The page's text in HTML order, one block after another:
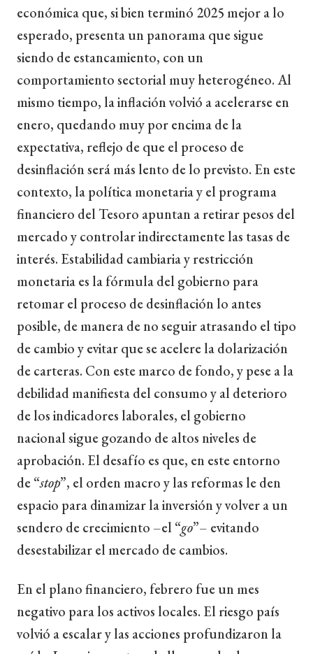
económica que, si bien terminó 2025 mejor a lo
esperado, presenta un panorama que sigue
siendo de estancamiento, con un
comportamiento sectorial muy heterogéneo. Al
mismo tiempo, la inflación volvió a acelerarse en
enero, quedando muy por encima de la
expectativa, reflejo de que el proceso de
desinflación será más lento de lo previsto. En este
contexto, la política monetaria y el programa
financiero del Tesoro apuntan a retirar pesos del
mercado y controlar indirectamente las tasas de
interés. Estabilidad cambiaria y restricción
monetaria es la fórmula del gobierno para
retomar el proceso de desinflación lo antes
posible, de manera de no seguir atrasando el tipo
de cambio y evitar que se acelere la dolarización
de carteras. Con este marco de fondo, y pese a la
debilidad manifiesta del consumo y al deterioro
de los indicadores laborales, el gobierno
nacional sigue gozando de altos niveles de
aprobación. El desafío es que, en este entorno
de “stop”, el orden macro y las reformas le den
espacio para dinamizar la inversión y volver a un
sendero de crecimiento –el “go”– evitando
desestabilizar el mercado de cambios.
En el plano financiero, febrero fue un mes
negativo para los activos locales. El riesgo país
volvió a escalar y las acciones profundizaron la